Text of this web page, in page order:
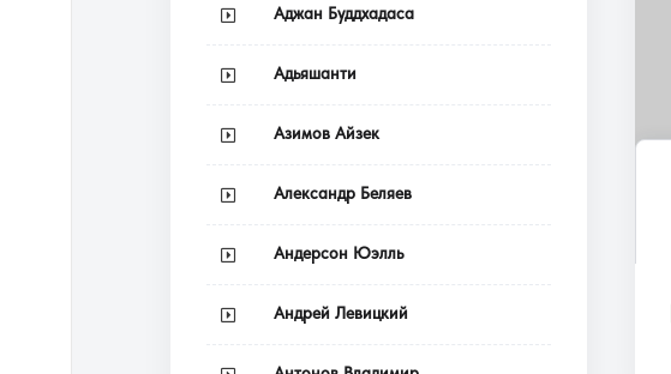
Аджан Буддхадаса
Адьяшанти
Азимов Айзек
Александр Беляев
Андерсон Юэлль
Андрей Левицкий